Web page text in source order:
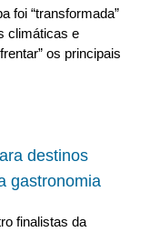
foi “transformada”
climáticas e
os principais
destinos
gastronomia
finalistas da